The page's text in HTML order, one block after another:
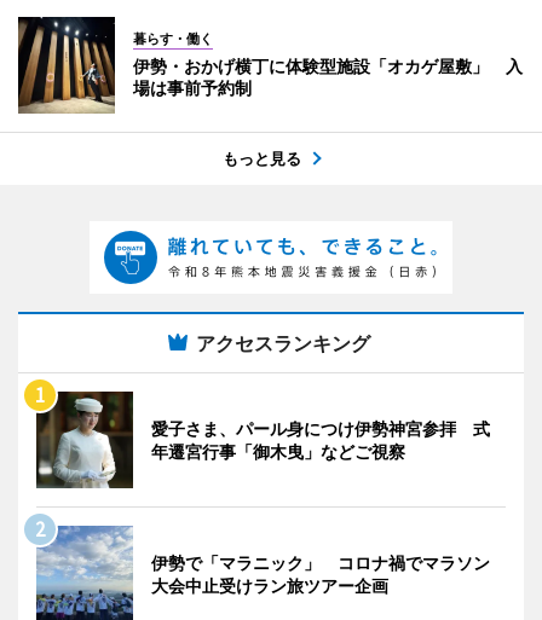
暮らす・働く
伊勢・おかげ横丁に体験型施設「オカゲ屋敷」 入
場は事前予約制
もっと見る
アクセスランキング
愛子さま、パール身につけ伊勢神宮参拝 式
年遷宮行事「御木曳」などご視察
伊勢で「マラニック」 コロナ禍でマラソン
大会中止受けラン旅ツアー企画